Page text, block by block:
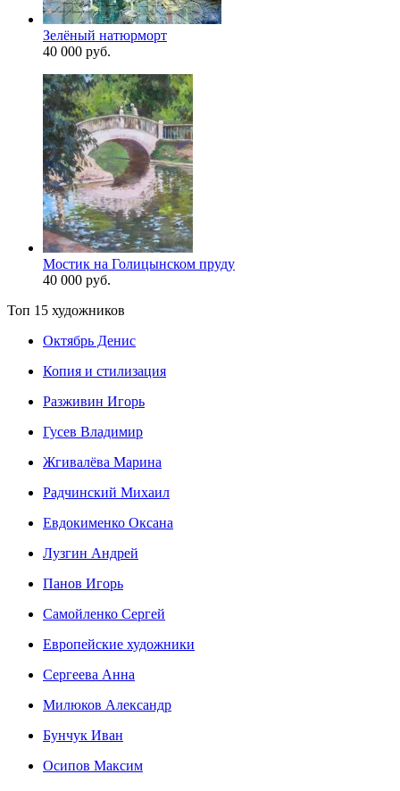
Зелёный натюрморт
40 000 руб.
Мостик на Голицынском пруду
40 000 руб.
Топ 15 художников
Октябрь Денис
Копия и стилизация
Разживин Игорь
Гусев Владимир
Жгивалёва Марина
Радчинский Михаил
Евдокименко Оксана
Лузгин Андрей
Панов Игорь
Сaмoйленко Сергей
Европейские художники
Сергеева Анна
Милюков Александр
Бунчук Иван
Осипoв Максим